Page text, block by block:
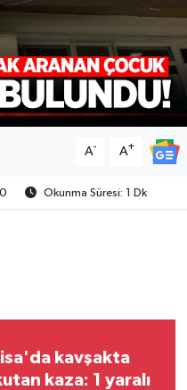
A- A+
Okunma Süresi: 1 Dk
kavşakta
kaza: 1 yaralı